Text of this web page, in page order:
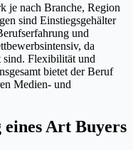
je nach Branche, Region
sind Einstiegsgehälter
und
da
sind. Flexibilität und
bietet der Beruf
Medien- und
Art Buyers